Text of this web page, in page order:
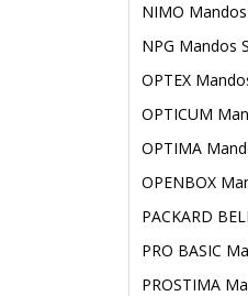
NIMO
NPG Mandos
OPTEX
OPTICUM
OPTIMA
OPENBOX
PACKARD
PRO BASIC
PROSTIMA